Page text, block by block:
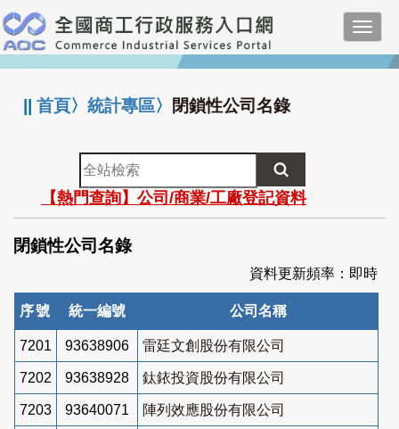
跳
到
主
要
:::
||首頁〉統計專區〉 閉鎖性公司名錄
全
站
檢
索
【熱門查詢】公司/商業/工廠登記資料
閉鎖性公司名錄
資料更新頻率：即時
序號 統一編號 公司名稱
7201 93638906 雷廷文創股份有限公司
7202 93638928 鈦銥投資股份有限公司
7203 93640071 陣列效應股份有限公司